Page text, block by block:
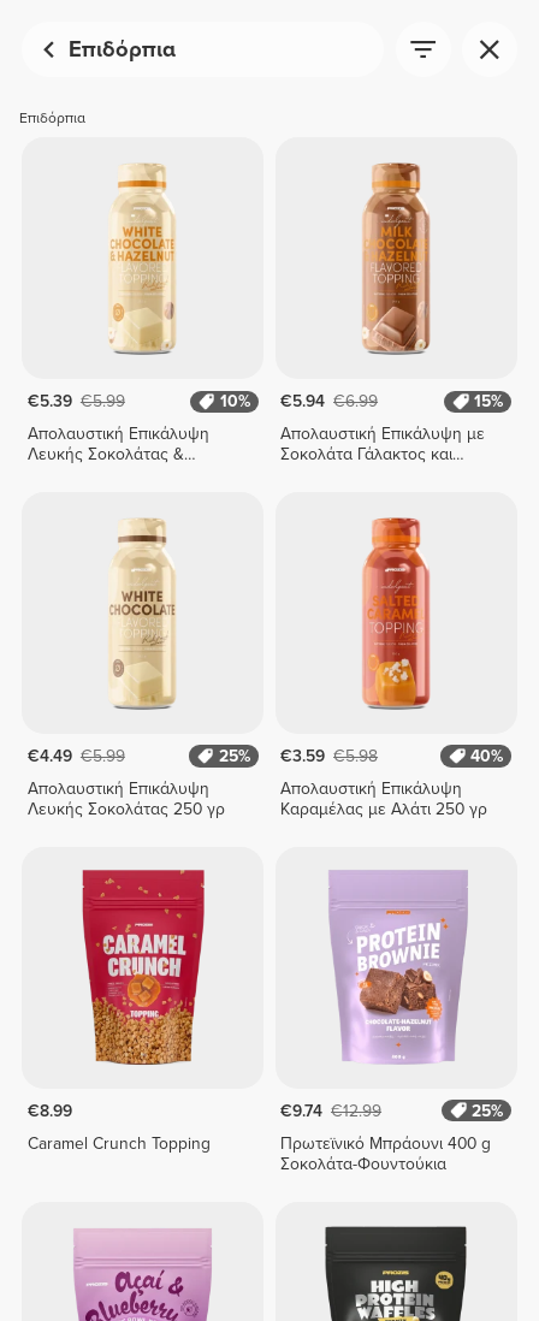
Επιδόρπια
Επιδόρπια
€5.39 €5.99
10%
Απολαυστική Επικάλυψη
Λευκής Σοκολάτας &
€5.94 €6.99
15%
Απολαυστική Επικάλυψη με
Σοκολάτα Γάλακτος και
€4.49 €5.99
25%
Απολαυστική Επικάλυψη
Λευκής Σοκολάτας 250 γρ
€3.59 €5.98
40%
Απολαυστική Επικάλυψη
Καραμέλας με Αλάτι 250 γρ
€8.99
Caramel Crunch Topping
€9.74 €12.99
25%
Πρωτεϊνικό Μπράουνι 400 g
Σοκολάτα-Φουντούκια